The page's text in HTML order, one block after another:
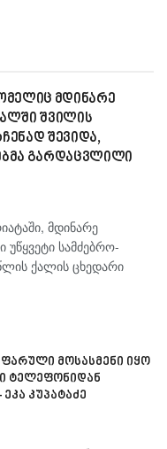
მდინარე
შვილის
შევიდა,
გარდაცვლილი
მდინარე
სამძებრო-
ქალის ცხედარი
ფარული მოსასმენი იყო
ტელეფონიდან
კუპატაძე